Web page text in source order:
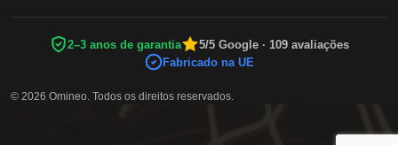
2–3 anos de garantia
5/5 Google · 109 avaliações
Fabricado na UE
© 2026 Omineo. Todos os direitos reservados.